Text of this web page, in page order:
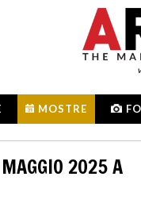
MOSTRE
2025 A